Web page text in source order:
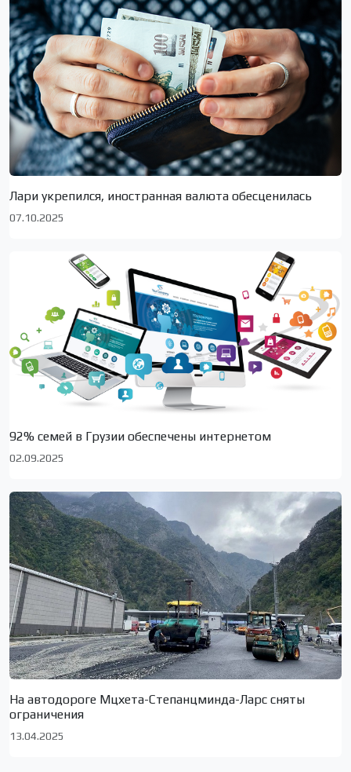
Лари укрепился, иностранная валюта обесценилась
07.10.2025
92% семей в Грузии обеспечены интернетом
02.09.2025
На автодороге Мцхета-Степанцминда-Ларс сняты
ограничения
13.04.2025